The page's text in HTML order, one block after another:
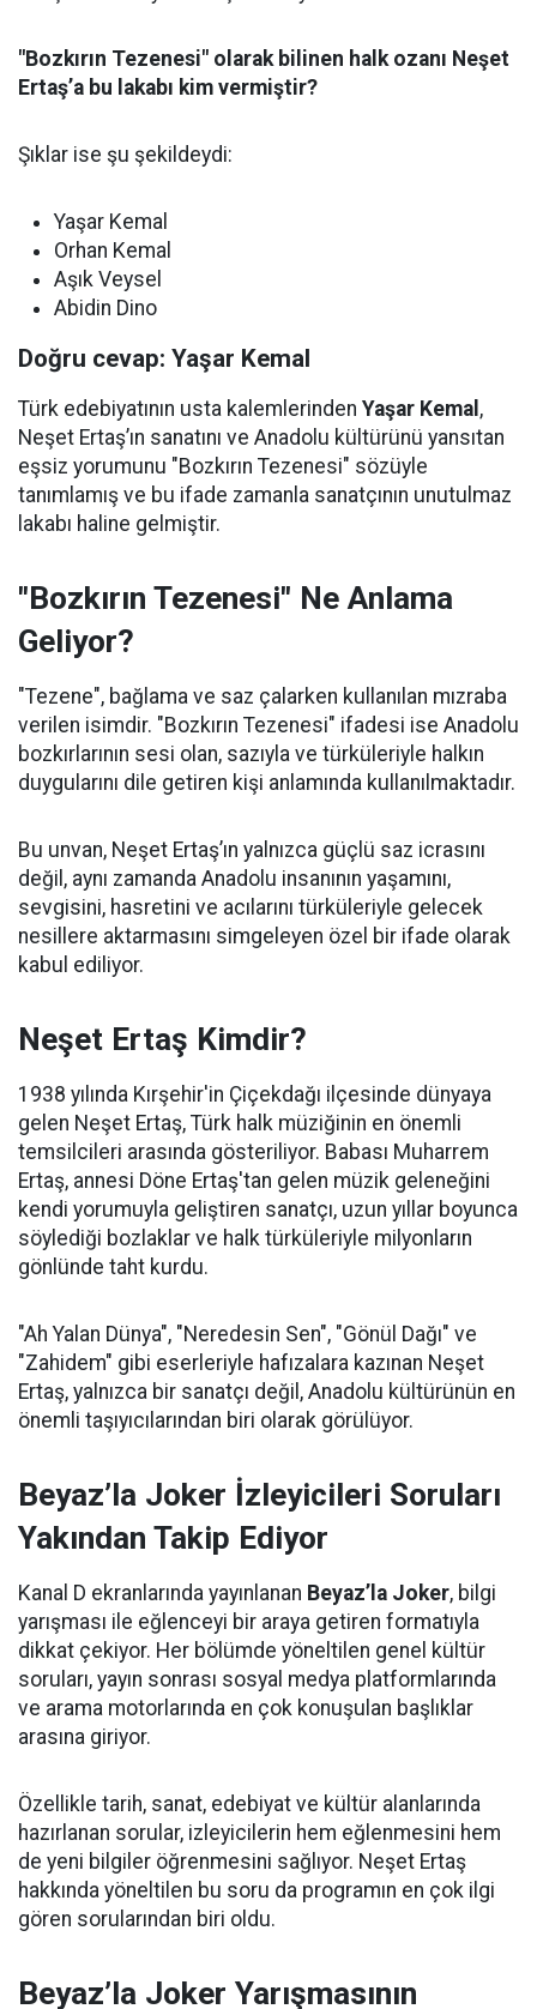
"Bozkırın Tezenesi" olarak bilinen halk ozanı Neşet
Ertaş’a bu lakabı kim vermiştir?
Şıklar ise şu şekildeydi:
Yaşar Kemal
Orhan Kemal
Aşık Veysel
Abidin Dino
Doğru cevap: Yaşar Kemal
Türk edebiyatının usta kalemlerinden Yaşar Kemal ,
Neşet Ertaş’ın sanatını ve Anadolu kültürünü yansıtan
eşsiz yorumunu "Bozkırın Tezenesi" sözüyle
tanımlamış ve bu ifade zamanla sanatçının unutulmaz
lakabı haline gelmiştir.
"Bozkırın Tezenesi" Ne Anlama
Geliyor?
"Tezene", bağlama ve saz çalarken kullanılan mızraba
verilen isimdir. "Bozkırın Tezenesi" ifadesi ise Anadolu
bozkırlarının sesi olan, sazıyla ve türküleriyle halkın
duygularını dile getiren kişi anlamında kullanılmaktadır.
Bu unvan, Neşet Ertaş’ın yalnızca güçlü saz icrasını
değil, aynı zamanda Anadolu insanının yaşamını,
sevgisini, hasretini ve acılarını türküleriyle gelecek
nesillere aktarmasını simgeleyen özel bir ifade olarak
kabul ediliyor.
Neşet Ertaş Kimdir?
1938 yılında Kırşehir'in Çiçekdağı ilçesinde dünyaya
gelen Neşet Ertaş, Türk halk müziğinin en önemli
temsilcileri arasında gösteriliyor. Babası Muharrem
Ertaş, annesi Döne Ertaş'tan gelen müzik geleneğini
kendi yorumuyla geliştiren sanatçı, uzun yıllar boyunca
söylediği bozlaklar ve halk türküleriyle milyonların
gönlünde taht kurdu.
"Ah Yalan Dünya", "Neredesin Sen", "Gönül Dağı" ve
"Zahidem" gibi eserleriyle hafızalara kazınan Neşet
Ertaş, yalnızca bir sanatçı değil, Anadolu kültürünün en
önemli taşıyıcılarından biri olarak görülüyor.
Beyaz’la Joker İzleyicileri Soruları
Yakından Takip Ediyor
Kanal D ekranlarında yayınlanan Beyaz’la Joker, bilgi
yarışması ile eğlenceyi bir araya getiren formatıyla
dikkat çekiyor. Her bölümde yöneltilen genel kültür
soruları, yayın sonrası sosyal medya platformlarında
ve arama motorlarında en çok konuşulan başlıklar
arasına giriyor.
Özellikle tarih, sanat, edebiyat ve kültür alanlarında
hazırlanan sorular, izleyicilerin hem eğlenmesini hem
de yeni bilgiler öğrenmesini sağlıyor. Neşet Ertaş
hakkında yöneltilen bu soru da programın en çok ilgi
gören sorularından biri oldu.
Beyaz’la Joker Yarışmasının